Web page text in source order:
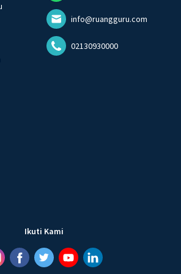
info@ruangguru.com
02130930000
Ikuti Kami